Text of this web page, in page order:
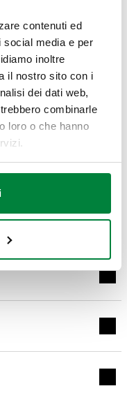
contenuti ed
social media e per
inoltre
il nostro sito con i
dei dati web,
combinarle
loro o che hanno
dell'acqua